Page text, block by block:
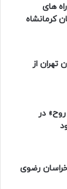
های
کرمانشاه
تهران از
در
رضوی